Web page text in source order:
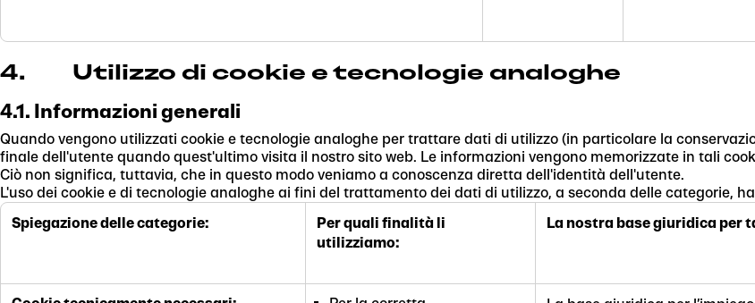
4. Utilizzo di cookie e tecnologie analoghe
4.1. Informazioni generali
Quando vengono utilizzati cookie e tecnologie analoghe per trattare dati di utilizzo (in particolare la
finale dell'utente quando quest'ultimo visita il nostro sito web. Le informazioni vengono memorizzate in tali
Ciò non significa, tuttavia, che in questo modo veniamo a conoscenza diretta dell'identità dell'utente.
L'uso dei cookie e di tecnologie analoghe ai fini del trattamento dei dati di utilizzo, a seconda delle categorie,
Spiegazione delle categorie:
Per quali finalità li
utilizziamo:
La nostra base giuridica per